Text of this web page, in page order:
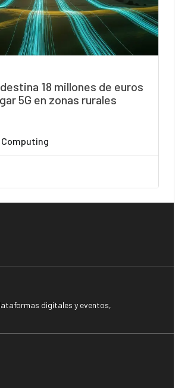
18 millones de euros
5G en zonas rurales
digitales y eventos,